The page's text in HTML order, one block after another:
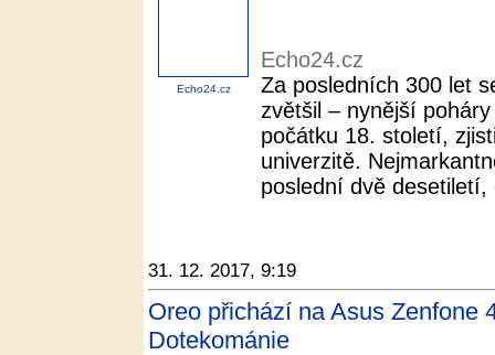
Echo24.cz
Echo24.cz
Za posledních 300 let
zvětšil – nynější
počátku 18. století,
univerzitě.
poslední dvě desetiletí,
31. 12. 2017, 9:19
Oreo přichází na Asus Zenfone
Dotekománie